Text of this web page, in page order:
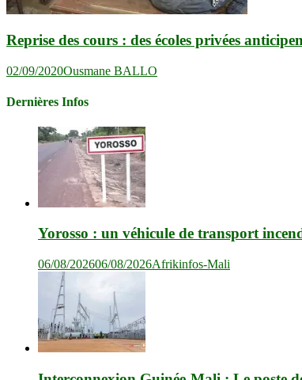
Reprise des cours : des écoles privées
02/09/2020Ousmane BALLO
Dernières Infos
Yorosso : un véhicule de transport
06/08/202606/08/2026Afrikinfos-Mali